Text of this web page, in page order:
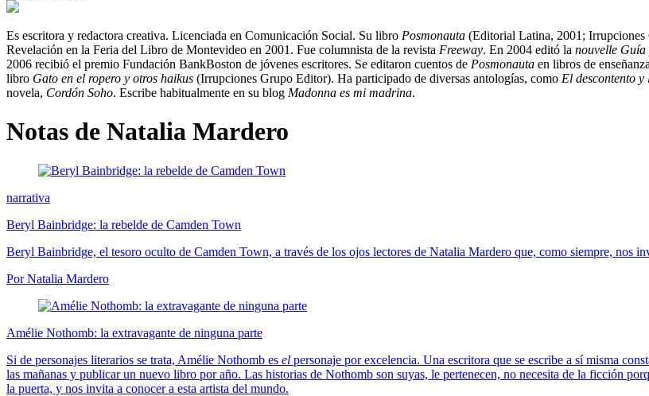
Es escritora y redactora creativa. Licenciada en Comunicación Social. Su libro Posmonauta (Editorial Latina, 2001;
Revelación en la Feria del Libro de Montevideo en 2001. Fue columnista de la revista Freeway. En 2004 editó la nouvelle Guía
2006 recibió el premio Fundación BankBoston de jóvenes escritores. Se editaron cuentos de Posmonauta en libros de
libro Gato en el ropero y otros haikus (Irrupciones Grupo Editor). Ha participado de diversas antologías, como El descontento y
novela, Cordón Soho. Escribe habitualmente en su blog Madonna es mi madrina.
Notas de Natalia Mardero
narrativa
Beryl Bainbridge: la rebelde de Camden Town
Beryl Bainbridge, el tesoro oculto de Camden Town, a través de los ojos lectores de Natalia Mardero que, como siempre, nos
Por Natalia Mardero
Amélie Nothomb: la extravagante de ninguna parte
Si de personajes literarios se trata, Amélie Nothomb es el personaje por excelencia. Una escritora que se escribe a sí misma
las mañanas y publicar un nuevo libro por año. Las historias de Nothomb son suyas, le pertenecen, no necesita de la ficción
la puerta, y nos invita a conocer a esta artista del mundo.